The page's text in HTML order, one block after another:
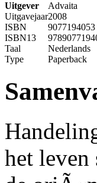
Uitgever
Advaita
Uitgavejaar2008
ISBN
9077194053
ISBN13
Taal
Nederlands
Type
Paperback
het leven